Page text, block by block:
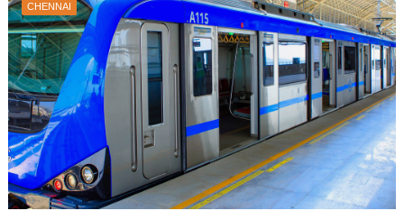
CHENNAI